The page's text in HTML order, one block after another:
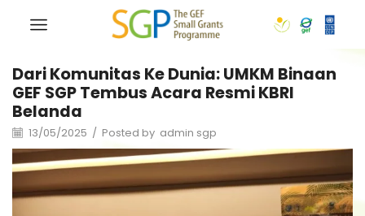
Dari Komunitas Ke Dunia: UMKM Binaan
GEF SGP Tembus Acara Resmi KBRI
Belanda
13/05/2025 / Posted by admin sgp